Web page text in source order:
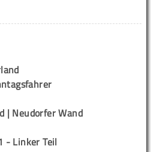
| Neudorfer Wand
- Linker Teil